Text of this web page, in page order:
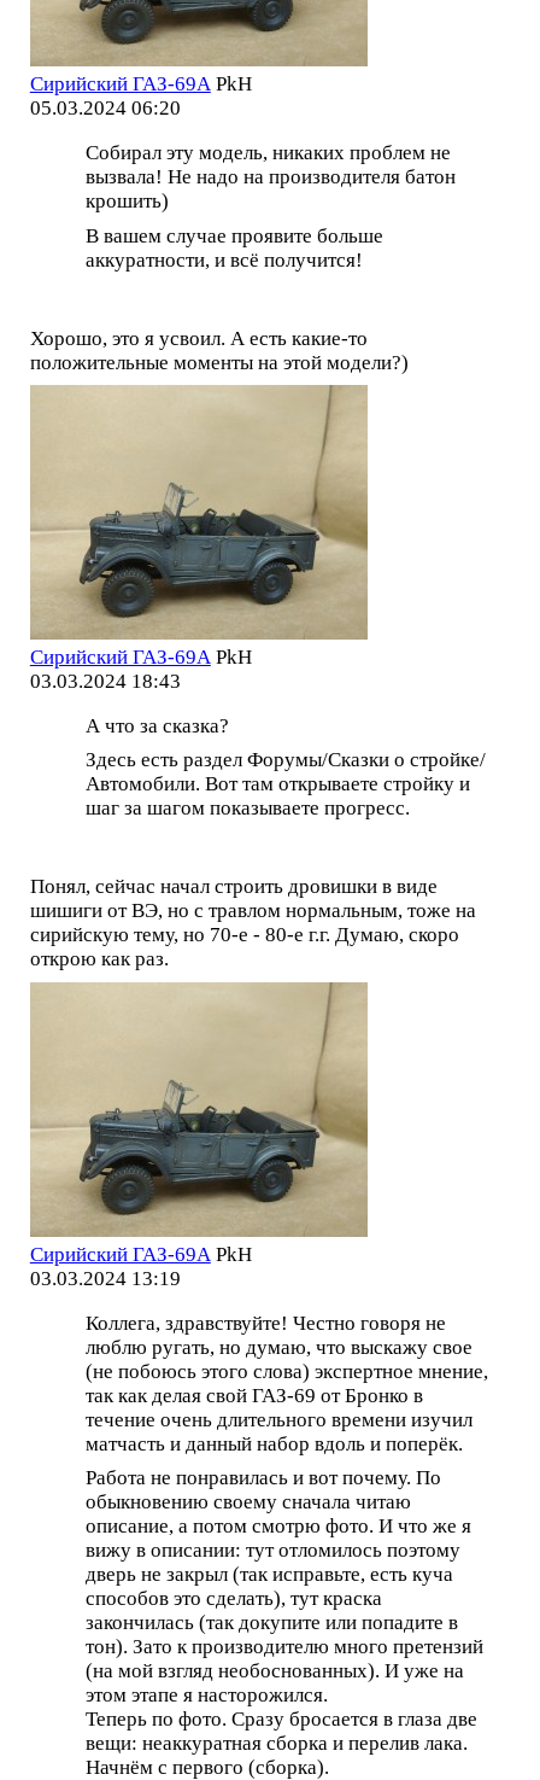
Сирийский ГАЗ-69А PkH
05.03.2024 06:20
Собирал эту модель, никаких проблем не
вызвала! Не надо на производителя батон
крошить)
В вашем случае проявите больше
аккуратности, и всё получится!
Хорошо, это я усвоил. А есть какие-то
положительные моменты на этой модели?)
Сирийский ГАЗ-69А PkH
03.03.2024 18:43
А что за сказка?
Здесь есть раздел Форумы/Сказки о стройке/
Автомобили. Вот там открываете стройку и
шаг за шагом показываете прогресс.
Понял, сейчас начал строить дровишки в виде
шишиги от ВЭ, но с травлом нормальным, тоже на
сирийскую тему, но 70-е - 80-е г.г. Думаю, скоро
открою как раз.
Сирийский ГАЗ-69А PkH
03.03.2024 13:19
Коллега, здравствуйте! Честно говоря не
люблю ругать, но думаю, что выскажу свое
(не побоюсь этого слова) экспертное мнение,
так как делая свой ГАЗ-69 от Бронко в
течение очень длительного времени изучил
матчасть и данный набор вдоль и поперёк.
Работа не понравилась и вот почему. По
обыкновению своему сначала читаю
описание, а потом смотрю фото. И что же я
вижу в описании: тут отломилось поэтому
дверь не закрыл (так исправьте, есть куча
способов это сделать), тут краска
закончилась (так докупите или попадите в
тон). Зато к производителю много претензий
(на мой взгляд необоснованных). И уже на
этом этапе я насторожился.
Теперь по фото. Сразу бросается в глаза две
вещи: неаккуратная сборка и перелив лака.
Начнём с первого (сборка).